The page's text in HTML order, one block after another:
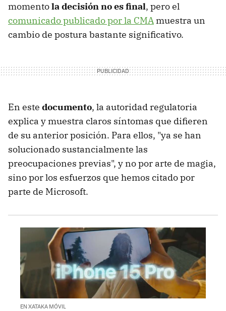
momentola decisión no es final, pero el
comunicado publicado por la CMA muestra un
cambio de postura bastante significativo.
En este documento, la autoridad regulatoria
explica y muestra claros síntomas que difieren
de su anterior posición. Para ellos, "ya se han
solucionado sustancialmente las
preocupaciones previas", y no por arte de magia,
sino por los esfuerzos que hemos citado por
parte de Microsoft.
EN XATAKA MÓVIL